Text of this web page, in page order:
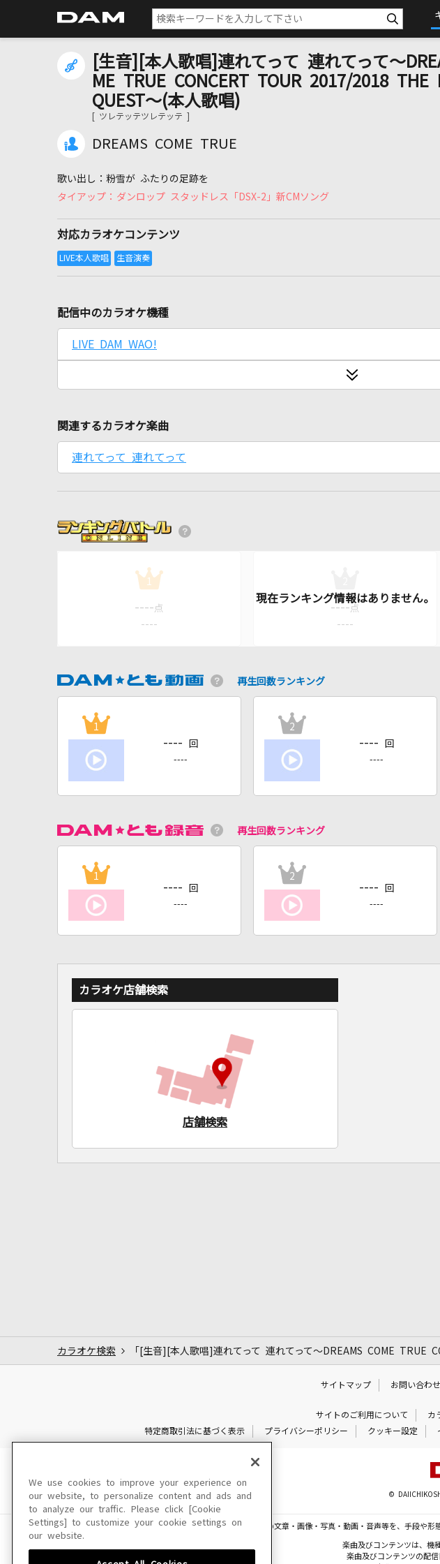
[生音][本人歌唱]連れてって 連れてって～
ME TRUE CONCERT TOUR 2017/2018 THE
QUEST～(本人歌唱)
[ ツレテッテツレテッテ ]
DREAMS COME TRUE
粉雪が ふたりの足跡を
ダンロップ スタッドレス「DSX-2」新CMソング
対応カラオケコンテンツ
配信中のカラオケ機種
LIVE DAM WAO!
関連するカラオケ楽曲
連れてって 連れてって
1
---- 点
----
---- 点
----
再生回数ランキング
1
---- 回
----
2
---- 回
----
再生回数ランキング
1
---- 回
----
2
---- 回
----
カラオケ店舗検索
店舗検索
カラオケ検索 「[生音][本人歌唱]連れてって 連れてって～DREAMS COME
サイトマップ お問い合わせ
サイトのご利用について カ
特定商取引法に基づく表示
プライバシーポリシー クッキー設定
©
このサイトに掲載されている一切の文章・画像・写真・動画・音声等を、手段や
楽曲及びコンテンツは、機
楽曲及びコンテンツの配信
We use cookies to improve your experience on
our website, to personalize content and ads and
to analyze our traffic. Please click [Cookie
Settings] to customize your cookie settings on
our website.